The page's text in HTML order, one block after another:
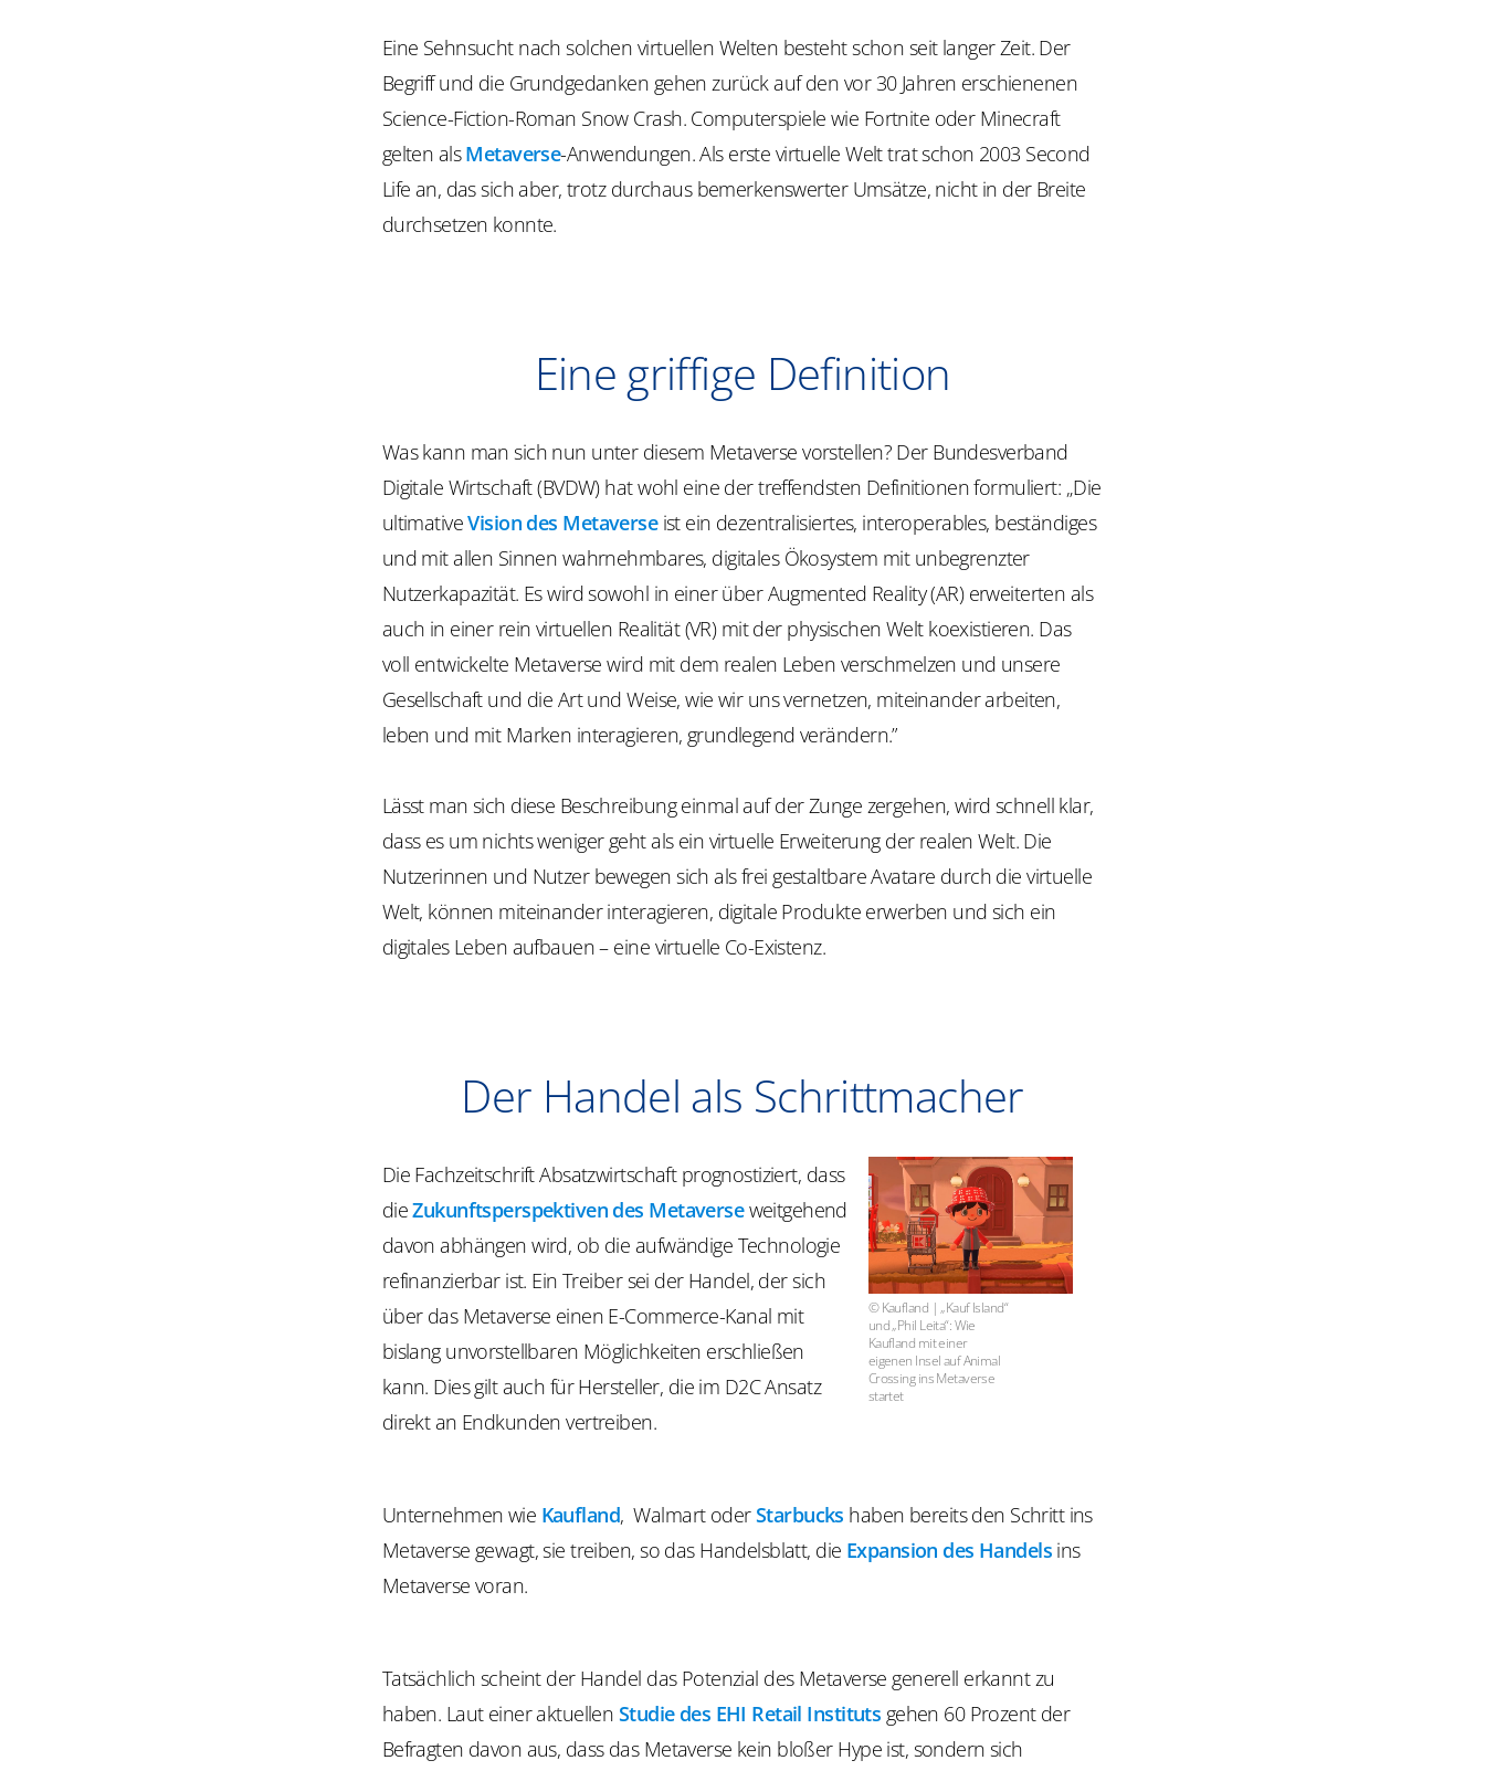
Eine Sehnsucht nach solchen virtuellen Welten besteht schon seit langer Zeit. Der
Begriff und die Grundgedanken gehen zurück auf den vor 30 Jahren erschienenen
Science-Fiction-Roman Snow Crash. Computerspiele wie Fortnite oder Minecraft
gelten alsMetaverse-Anwendungen. Als erste virtuelle Welt trat schon 2003 Second
Life an, das sich aber, trotz durchaus bemerkenswerter Umsätze, nicht in der Breite
durchsetzen konnte.
Eine griffige Definition
Was kann man sich nun unter diesem Metaverse vorstellen? Der Bundesverband
Digitale Wirtschaft (BVDW) hat wohl eine der treffendsten Definitionen formuliert: „Die
ultimativeVision des Metaverseist ein dezentralisiertes, interoperables, beständiges
und mit allen Sinnen wahrnehmbares, digitales Ökosystem mit unbegrenzter
Nutzerkapazität. Es wird sowohl in einer über Augmented Reality (AR) erweiterten als
auch in einer rein virtuellen Realität (VR) mit der physischen Welt koexistieren. Das
voll entwickelte Metaverse wird mit dem realen Leben verschmelzen und unsere
Gesellschaft und die Art und Weise, wie wir uns vernetzen, miteinander arbeiten,
leben und mit Marken interagieren, grundlegend verändern.”
Lässt man sich diese Beschreibung einmal auf der Zunge zergehen, wird schnell klar,
dass es um nichts weniger geht als ein virtuelle Erweiterung der realen Welt. Die
Nutzerinnen und Nutzer bewegen sich als frei gestaltbare Avatare durch die virtuelle
Welt, können miteinander interagieren, digitale Produkte erwerben und sich ein
digitales Leben aufbauen – eine virtuelle Co-Existenz.
Der Handel als Schrittmacher
© Kaufland | „Kauf Island“
und „Phil Leita“: Wie
Kaufland mit einer
eigenen Insel auf Animal
Crossing ins Metaverse
startet
Die Fachzeitschrift Absatzwirtschaft prognostiziert, dass
dieZukunftsperspektiven des Metaverseweitgehend
davon abhängen wird, ob die aufwändige Technologie
refinanzierbar ist. Ein Treiber sei der Handel, der sich
über das Metaverse einen E-Commerce-Kanal mit
bislang unvorstellbaren Möglichkeiten erschließen
kann. Dies gilt auch für Hersteller, die im D2C Ansatz
direkt an Endkunden vertreiben.
Unternehmen wie Kaufland, Walmart oderStarbucks haben bereits den Schritt ins
Metaverse gewagt, sie treiben, so das Handelsblatt, die Expansion des Handels ins
Metaverse voran.
Tatsächlich scheint der Handel das Potenzial des Metaverse generell erkannt zu
haben. Laut einer aktuellen Studie des EHI Retail Instituts gehen 60 Prozent der
Befragten davon aus, dass das Metaverse kein bloßer Hype ist, sondern sich